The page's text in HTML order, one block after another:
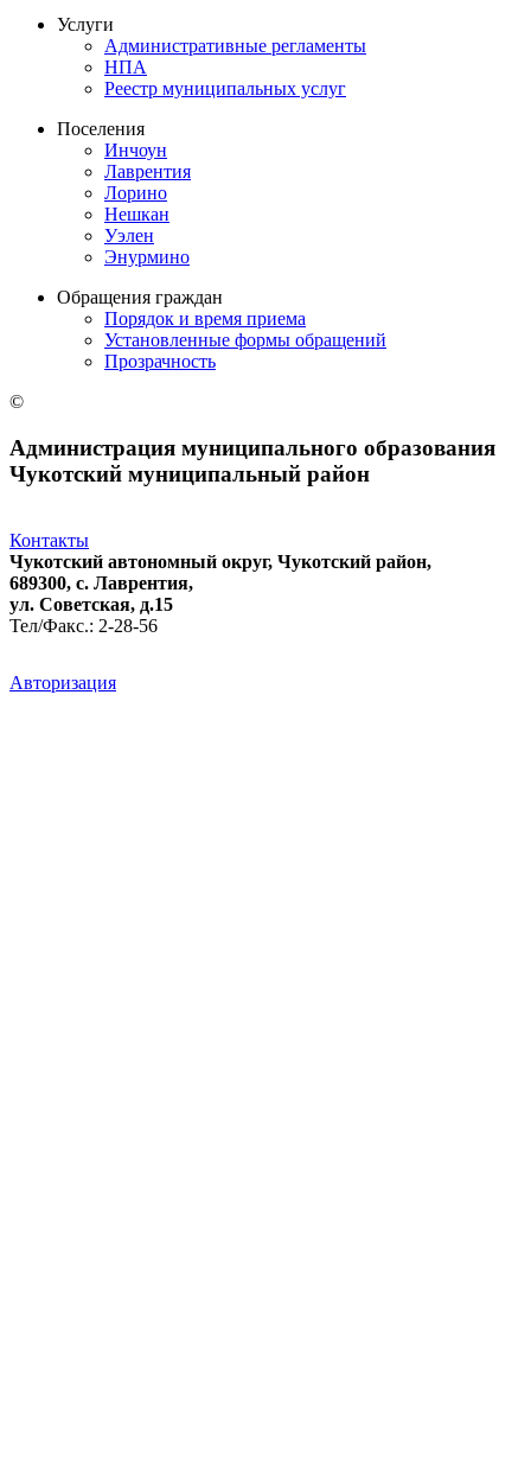
Услуги
Административные регламенты
НПА
Реестр муниципальных услуг
Поселения
Инчоун
Лаврентия
Лорино
Нешкан
Уэлен
Энурмино
Обращения граждан
Порядок и время приема
Установленные формы обращений
Прозрачность
©
Администрация муниципального образования
Чукотский муниципальный район
Контакты
Чукотский автономный округ, Чукотский район,
689300, с. Лаврентия,
ул. Советская, д.15
Тел/Факс.: 2-28-56
Авторизация